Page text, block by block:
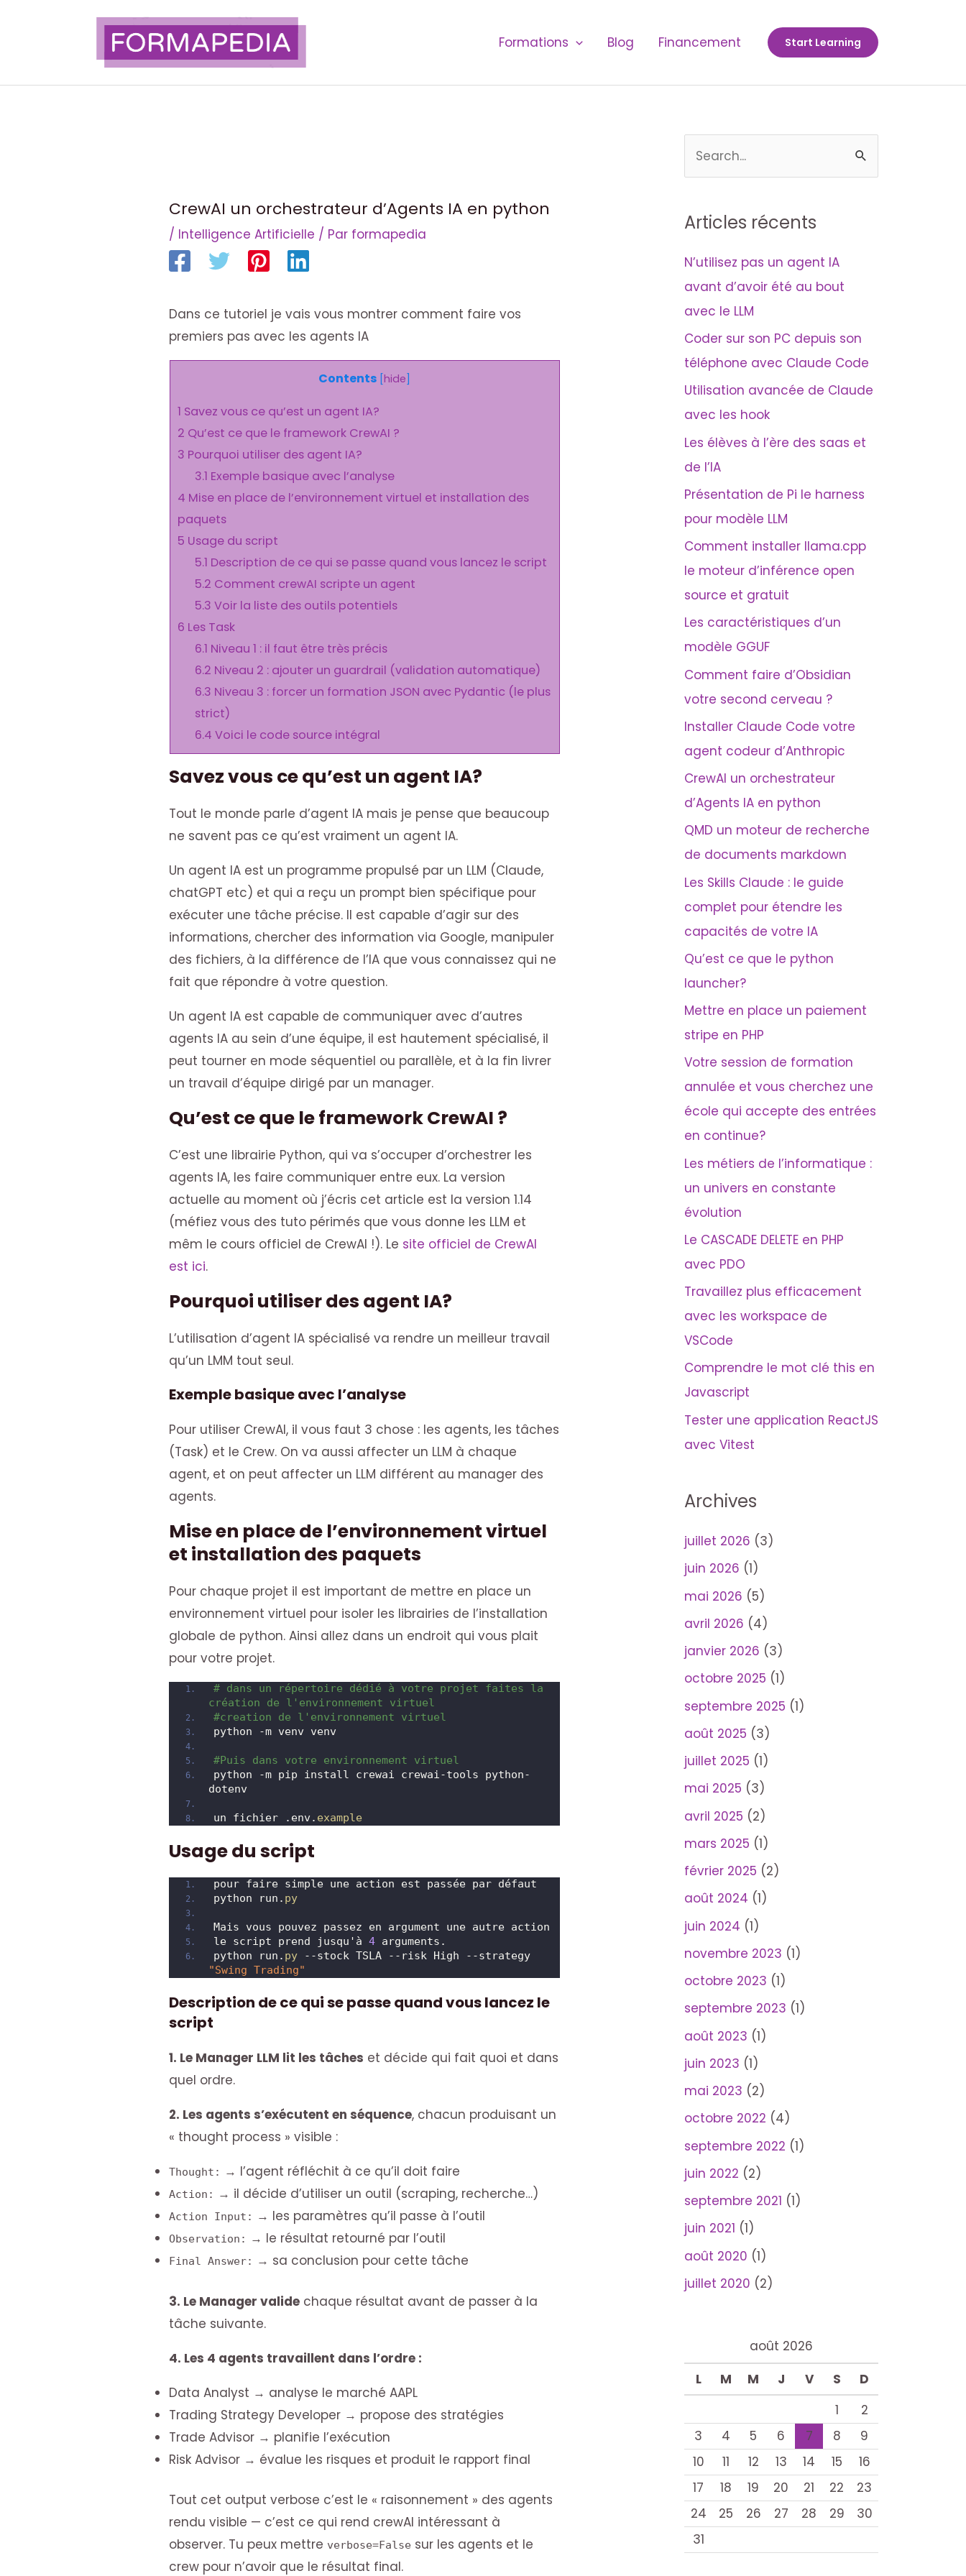
Formations Blog Financement Start Learning
CrewAI un orchestrateur d’Agents IA en python
/ Intelligence Artificielle / Par formapedia
Dans ce tutoriel je vais vous montrer comment faire vos
premiers pas avec les agents IA
Contents [hide
1 Savez vous ce qu’est un agent IA?
2 Qu’est ce que le framework CrewAI ?
3 Pourquoi utiliser des agent IA?
3.1 Exemple basique avec l’analyse
4 Mise en place de l’environnement virtuel et installation des
paquets
5 Usage du script
5.1 Description de ce qui se passe quand vous lancez le script
5.2 Comment crewAI scripte un agent
5.3 Voir la liste des outils potentiels
6 Les Task
6.1 Niveau 1 : il faut être très précis
6.2 Niveau 2 : ajouter un guardrail (validation automatique)
6.3 Niveau 3 : forcer un formation JSON avec Pydantic (le plus
strict)
6.4 Voici le code source intégral
Savez vous ce qu’est un agent IA?
Tout le monde parle d’agent IA mais je pense que beaucoup
ne savent pas ce qu’est vraiment un agent IA.
Un agent IA est un programme propulsé par un LLM (Claude,
chatGPT etc) et qui a reçu un prompt bien spécifique pour
exécuter une tâche précise. Il est capable d’agir sur des
informations, chercher des information via Google, manipuler
des fichiers, à la différence de l’IA que vous connaissez qui ne
fait que répondre à votre question.
Un agent IA est capable de communiquer avec d’autres
agents IA au sein d’une équipe, il est hautement spécialisé, il
peut tourner en mode séquentiel ou parallèle, et à la fin livrer
un travail d’équipe dirigé par un manager.
Qu’est ce que le framework CrewAI ?
C’est une librairie Python, qui va s’occuper d’orchestrer les
agents IA, les faire communiquer entre eux. La version
actuelle au moment où j’écris cet article est la version 1.14
(méfiez vous des tuto périmés que vous donne les LLM et
mêm le cours officiel de CrewAI !). Le site officiel de CrewAI
est ici.
Pourquoi utiliser des agent IA?
L’utilisation d’agent IA spécialisé va rendre un meilleur travail
qu’un LMM tout seul.
Exemple basique avec l’analyse
Pour utiliser CrewAI, il vous faut 3 chose : les agents, les tâches
(Task) et le Crew. On va aussi affecter un LLM à chaque
agent, et on peut affecter un LLM différent au manager des
agents.
Mise en place de l’environnement virtuel
et installation des paquets
Pour chaque projet il est important de mettre en place un
environnement virtuel pour isoler les librairies de l’installation
globale de python. Ainsi allez dans un endroit qui vous plait
pour votre projet.
# dans un répertoire dédié à votre projet faites la
création de l'environnement virtuel
#creation de l'environnement virtuel
python -m venv venv
#Puis dans votre environnement virtuel
python -m pip install crewai crewai-tools python-
dotenv
un fichier .env. example
Usage du script
pour faire simple une action est passée par défaut
python run. py
Mais vous pouvez passez en argument une autre action
le script prend jusqu'à 4 arguments.
python run. py
"Swing Trading"
Description de ce qui se passe quand vous lancez le
script
1. Le Manager LLM lit les tâches et décide qui fait quoi et dans
quel ordre.
2. Les agents s’exécutent en séquence, chacun produisant un
« thought process » visible :
Thought: → l’agent réfléchit à ce qu’il doit faire
Action: → il décide d’utiliser un outil (scraping, recherche…)
Action Input: → les paramètres qu’il passe à l’outil
Observation: → le résultat retourné par l’outil
Final Answer: → sa conclusion pour cette tâche
3. Le Manager valide chaque résultat avant de passer à la
tâche suivante.
4. Les 4 agents travaillent dans l’ordre :
Data Analyst → analyse le marché AAPL
Trading Strategy Developer → propose des stratégies
Trade Advisor → planifie l’exécution
Risk Advisor → évalue les risques et produit le rapport final
Tout cet output verbose c’est le « raisonnement » des agents
rendu visible — c’est ce qui rend crewAI intéressant à
observer. Tu peux mettre verbose=False sur les agents et le
crew pour n’avoir que le résultat final.
h
r
c
h
e
r
:
Articles récents
N’utilisez pas un agent IA
avant d’avoir été au bout
avec le LLM
Coder sur son PC depuis son
téléphone avec Claude Code
Utilisation avancée de Claude
avec les hook
Les élèves à l’ère des saas et
de l’IA
Présentation de Pi le harness
pour modèle LLM
Comment installer llama.cpp
le moteur d’inférence open
source et gratuit
Les caractéristiques d’un
modèle GGUF
Comment faire d’Obsidian
votre second cerveau ?
Installer Claude Code votre
agent codeur d’Anthropic
CrewAI un orchestrateur
d’Agents IA en python
QMD un moteur de recherche
de documents markdown
Les Skills Claude : le guide
complet pour étendre les
capacités de votre IA
Qu’est ce que le python
launcher?
Mettre en place un paiement
stripe en PHP
Votre session de formation
annulée et vous cherchez une
école qui accepte des entrées
en continue?
Les métiers de l’informatique :
un univers en constante
évolution
Le CASCADE DELETE en PHP
avec PDO
Travaillez plus efficacement
avec les workspace de
VSCode
Comprendre le mot clé this en
Javascript
Tester une application ReactJS
avec Vitest
Archives
juillet 2026 (3)
juin 2026 (1)
mai 2026 (5)
avril 2026 (4)
janvier 2026 (3)
octobre 2025 (1)
septembre 2025 (1)
août 2025 (3)
juillet 2025 (1)
mai 2025 (3)
avril 2025 (2)
mars 2025 (1)
février 2025 (2)
août 2024 (1)
juin 2024 (1)
novembre 2023 (1)
octobre 2023 (1)
septembre 2023 (1)
août 2023 (1)
juin 2023 (1)
mai 2023 (2)
octobre 2022 (4)
septembre 2022 (1)
juin 2022 (2)
septembre 2021 (1)
juin 2021 (1)
août 2020 (1)
juillet 2020 (2)
août 2026
L
M M J V S
D
1
2
3
4 5 6 7 8
9
10
11 12 13 14 15
16
17
18 19 20 21 22
23
24
25 26 27 28 29
30
31